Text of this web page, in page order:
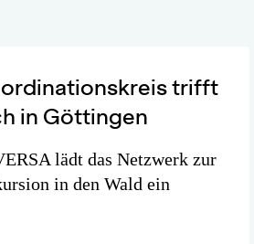
trifft
in Göttingen
lädt das Netzwerk zur
in den Wald ein